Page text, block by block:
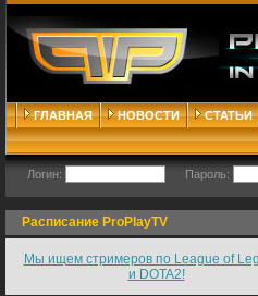
ГЛАВНАЯ НОВОСТИ СТАТЬИ
Логин: Пароль:
Расписание ProPlayTV
Мы ищем стримеров по League of
и DOTA2!